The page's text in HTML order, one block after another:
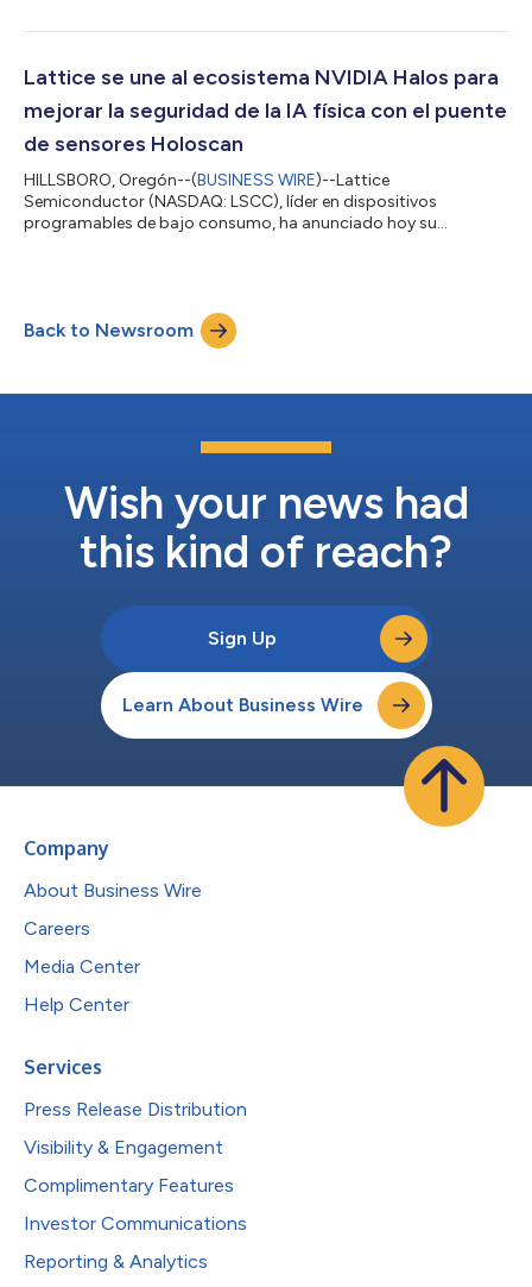
artificial en tiempo real en el edge. La combinación de las
Holoscan Sensor Bridge, basada en tecnología FPGA de bajo
consumo de Lattice, proporcionará a los desarrolladores una
b...
Lattice se une al ecosistema NVIDIA Halos para
mejorar la seguridad de la IA física con el puente
de sensores Holoscan
HILLSBORO, Oregón--(BUSINESS WIRE)--Lattice
Semiconductor (NASDAQ: LSCC), líder en dispositivos
programables de bajo consumo, ha anunciado hoy su
Board (ANAB) para sistemas físicos basados en IA. Tal y como
se ha anunciado en la NVIDIA GTC 2026, Lattice colaborará con
NVIDIA y otros miembros del ecosistema Halos para crear...
Back to Newsroom
Wish your news had
this kind of reach?
Sign Up
Learn About Business Wire
Company
About Business Wire
Careers
Media Center
Help Center
Services
Press Release Distribution
Visibility & Engagement
Complimentary Features
Investor Communications
Reporting & Analytics